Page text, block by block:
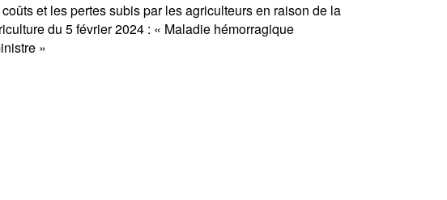
et les pertes subis par les agriculteurs en raison de la
du 5 février 2024 : « Maladie hémorragique
»